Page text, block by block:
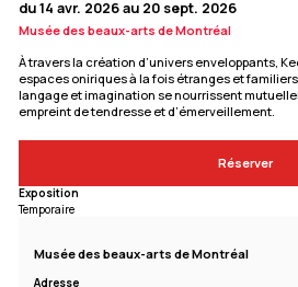
du 14 avr. 2026 au 20 sept. 2026
Musée des beaux-arts de Montréal
À travers la création d’univers enveloppants,
espaces oniriques à la fois étranges et
langage et imagination se nourrissent
empreint de tendresse et d’émerveillement.
Réserver
Exposition
Temporaire
Musée des beaux-arts de Montréal
Adresse